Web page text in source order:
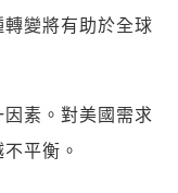
變將有助於全球
素。對美國需求
平衡。